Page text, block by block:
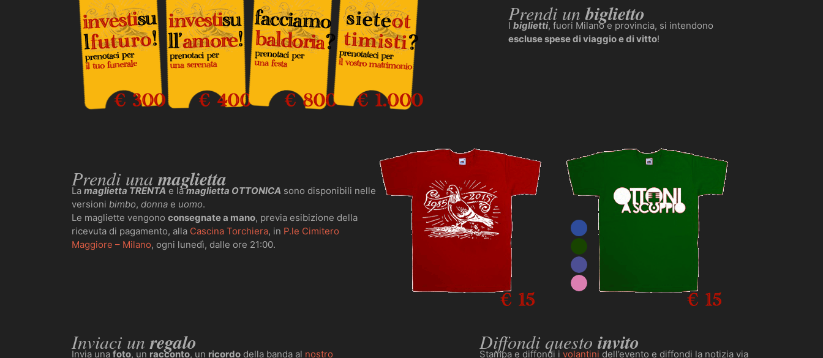
Prendi unbiglietto
Ibiglietti, fuori Milano e provincia, si intendono
escluse spese di viaggio e di vitto!
Prendi unamaglietta
La maglietta TRENTA e lamaglietta OTTONICA sono disponibili nelle
versioni bimbo, donna e uomo.
Le magliette vengono consegnate a mano, previa esibizione della
ricevuta di pagamento, alla Cascina Torchiera, in P.le Cimitero
Maggiore – Milano, ogni lunedì, dalle ore 21:00.
Inviaci unregalo
Invia una foto, un racconto, un ricordo della banda al nostro
Diffondi questo invito
Stampa e diffondi i volantini dell’evento e diffondi la notizia via